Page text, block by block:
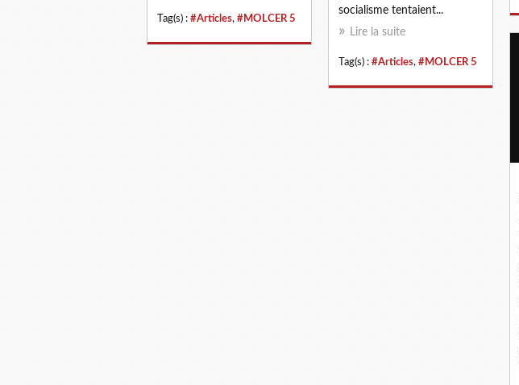
Tag(s) : #Articles, #MOLCER 5
socialisme tentaient...
Lire la suite
Tag(s) : #Articles, #MOLCER 5